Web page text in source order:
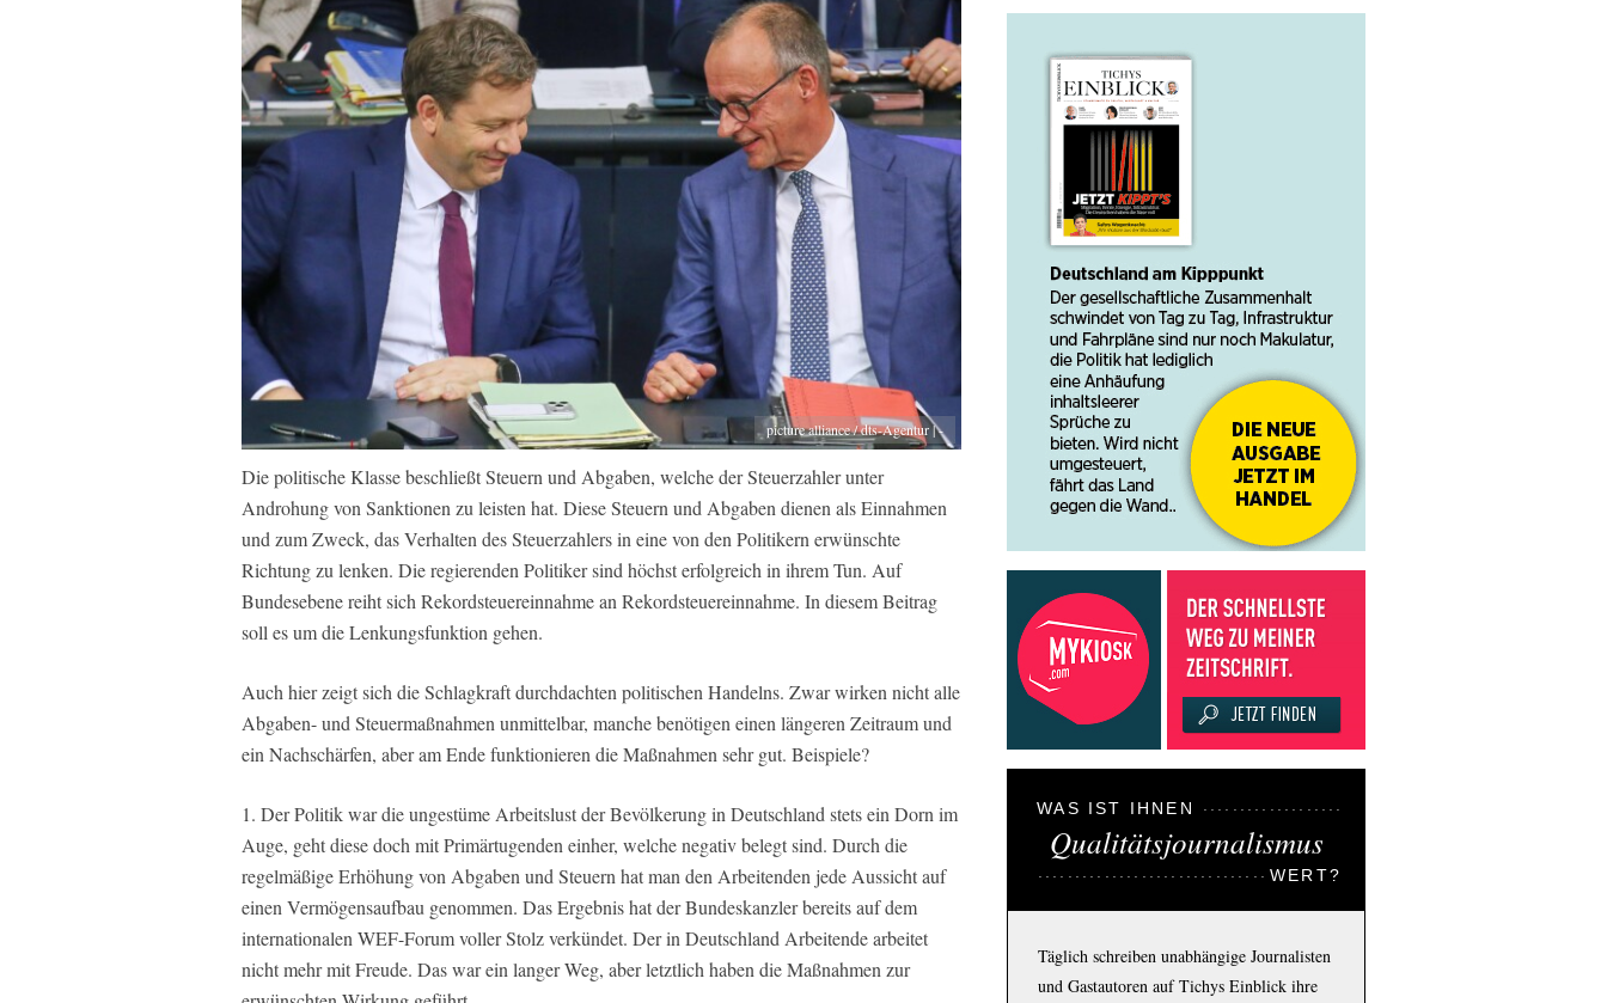
picture alliance / dts-Agentur | -
Die politische Klasse beschließt Steuern und Abgaben, welche der Steuerzahler unter
Androhung von Sanktionen zu leisten hat. Diese Steuern und Abgaben dienen als Einnahmen
und zum Zweck, das Verhalten des Steuerzahlers in eine von den Politikern erwünschte
Richtung zu lenken. Die regierenden Politiker sind höchst erfolgreich in ihrem Tun. Auf
Bundesebene reiht sich Rekordsteuereinnahme an Rekordsteuereinnahme. In diesem Beitrag
soll es um die Lenkungsfunktion gehen.
Auch hier zeigt sich die Schlagkraft durchdachten politischen Handelns. Zwar wirken nicht alle
Abgaben- und Steuermaßnahmen unmittelbar, manche benötigen einen längeren Zeitraum und
ein Nachschärfen, aber am Ende funktionieren die Maßnahmen sehr gut. Beispiele?
1. Der Politik war die ungestüme Arbeitslust der Bevölkerung in Deutschland stets ein Dorn im
Auge, geht diese doch mit Primärtugenden einher, welche negativ belegt sind. Durch die
regelmäßige Erhöhung von Abgaben und Steuern hat man den Arbeitenden jede Aussicht auf
einen Vermögensaufbau genommen. Das Ergebnis hat der Bundeskanzler bereits auf dem
internationalen WEF-Forum voller Stolz verkündet. Der in Deutschland Arbeitende arbeitet
nicht mehr mit Freude. Das war ein langer Weg, aber letztlich haben die Maßnahmen zur
WAS IST IHNEN
Qualitätsjournalismus
WERT?
Täglich schreiben unabhängige Journalisten
und Gastautoren auf Tichys Einblick ihre